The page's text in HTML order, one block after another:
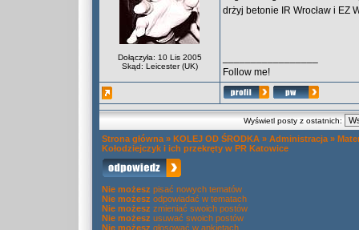
Dołączyła: 10 Lis 2005
Skąd: Leicester (UK)
drżyj betonie IR Wrocław i EZ
Follow me!
Wyświetl posty z ostatnich:
Strona główna » KOLEJ OD ŚRODKA » Administracja »
Kołodziejczyk i ich przekręty w PR Katowice
Nie możesz pisać nowych tematów
Nie możesz odpowiadać w tematach
Nie możesz zmieniać swoich postów
Nie możesz usuwać swoich postów
Nie możesz głosować w ankietach